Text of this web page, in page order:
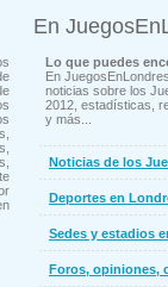
En
Lo que puedes
En
noticias sobre los
2012, estadísticas,
y más...
Noticias de los
Deportes en
Sedes y estadios
Foros, opiniones,